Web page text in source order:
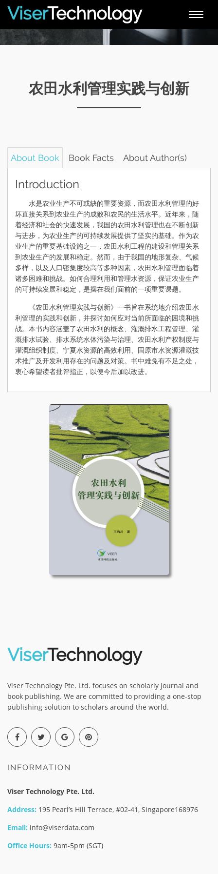
Toggle
ViserTechnology
农田水利管理实践与创新
About Book Book Facts About Author(s)
Introduction
水是农业生产不可或缺的重要资源，而农田水利管理的好
坏直接关系到农业生产的成败和农民的生活水平。近年来，随
着经济和社会的快速发展，我国的农田水利管理也在不断创新
与进步，为农业生产的可持续发展提供了坚实的基础。作为农
业生产的重要基础设施之一，农田水利工程的建设和管理关系
到农业生产的发展和稳定。然而，由于我国的地形复杂、气候
多样，以及人口密集度较高等多种因素，农田水利管理面临着
诸多困难和挑战。如何合理利用和管理水资源，保证农业生产
的可持续发展和稳定，是摆在我们面前的一项重要课题。
《农田水利管理实践与创新》一书旨在系统地介绍农田水
利管理的实践和创新，并探讨如何应对当前所面临的困境和挑
战。本书内容涵盖了农田水利的概念、灌溉排水工程管理、灌
溉排水试验、排水系统水体污染与治理、农田水利产权制度与
灌溉组织制度、宁夏水资源的高效利用、固原市水资源灌溉技
术推广及开发利用存在的问题及对策。书中难免有不足之处，
衷心希望读者批评指正，以便今后加以改进。
ViserTechnology
Viser Technology Pte. Ltd. focuses on scholarly journal and
book publishing. We are committed to providing a one-stop
publishing solution to scholars around the world.
INFORMATION
Viser Technology Pte. Ltd.
Address: 195 Pearl’s Hill Terrace, #02-41, Singapore168976
Email: info@viserdata.com
Office Hours: 9am-5pm (SGT)